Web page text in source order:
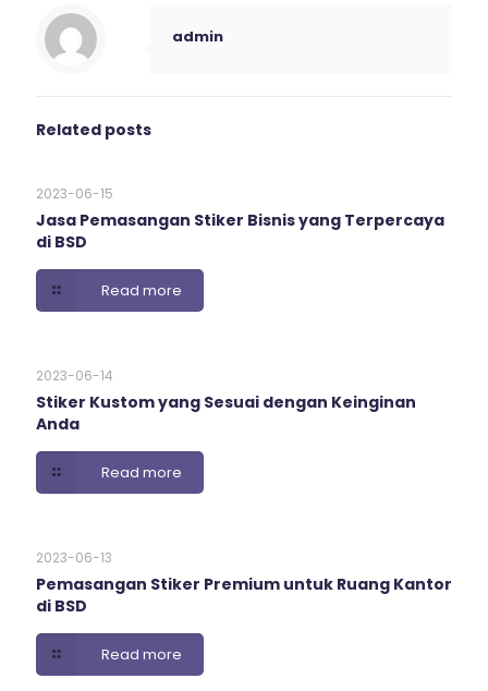
admin
Related posts
2023-06-15
Jasa Pemasangan Stiker Bisnis yang Terpercaya
di BSD
Read more
2023-06-14
Stiker Kustom yang Sesuai dengan Keinginan
Anda
Read more
2023-06-13
Pemasangan Stiker Premium untuk Ruang Kantor
di BSD
Read more